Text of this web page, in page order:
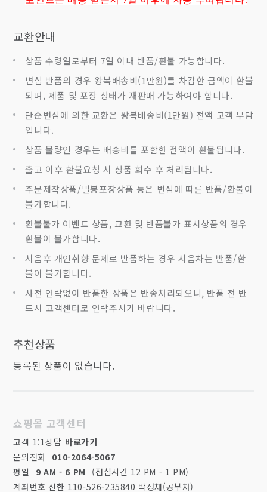
교환안내
상품 수령일로부터 7일 이내 반품/환불 가능합니다.
변심 반품의 경우 왕복배송비(1만원)를 차감한 금액이 환불
되며, 제품 및 포장 상태가 재판매 가능하여야 합니다.
단순변심에 의한 교환은 왕복배송비(1만원) 전액 고객 부담
입니다.
상품 불량인 경우는 배송비를 포함한 전액이 환불됩니다.
출고 이후 환불요청 시 상품 회수 후 처리됩니다.
주문제작상품/밀봉포장상품 등은 변심에 따른 반품/환불이
불가합니다.
환불불가 이벤트 상품, 교환 및 반품불가 표시상품의 경우
환불이 불가합니다.
시음후 개인취향 문제로 반품하는 경우 시음차는 반품/환
불이 불가합니다.
사전 연락없이 반품한 상품은 반송처리되오니, 반품 전 반
드시 고객센터로 연락주시기 바랍니다.
추천상품
등록된 상품이 없습니다.
쇼핑몰 고객센터
고객 1:1상담 바로가기
문의전화 010-2064-5067
평일
9 AM - 6 PM
(점심시간 12 PM - 1 PM)
계좌번호 신한 110-526-235840 박성채(공부차)